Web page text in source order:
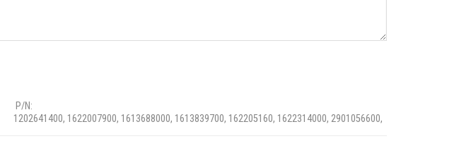
P/N:
1202641400, 1622007900, 1613688000, 1613839700, 162205160, 1622314000, 2901056600,